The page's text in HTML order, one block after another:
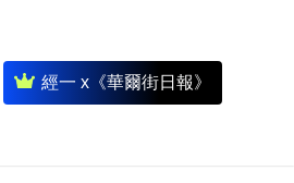
經一 x《華爾街日報》